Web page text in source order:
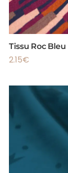
Tissu Roc Bleu
2.15€